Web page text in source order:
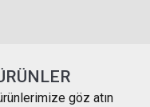
göz atın